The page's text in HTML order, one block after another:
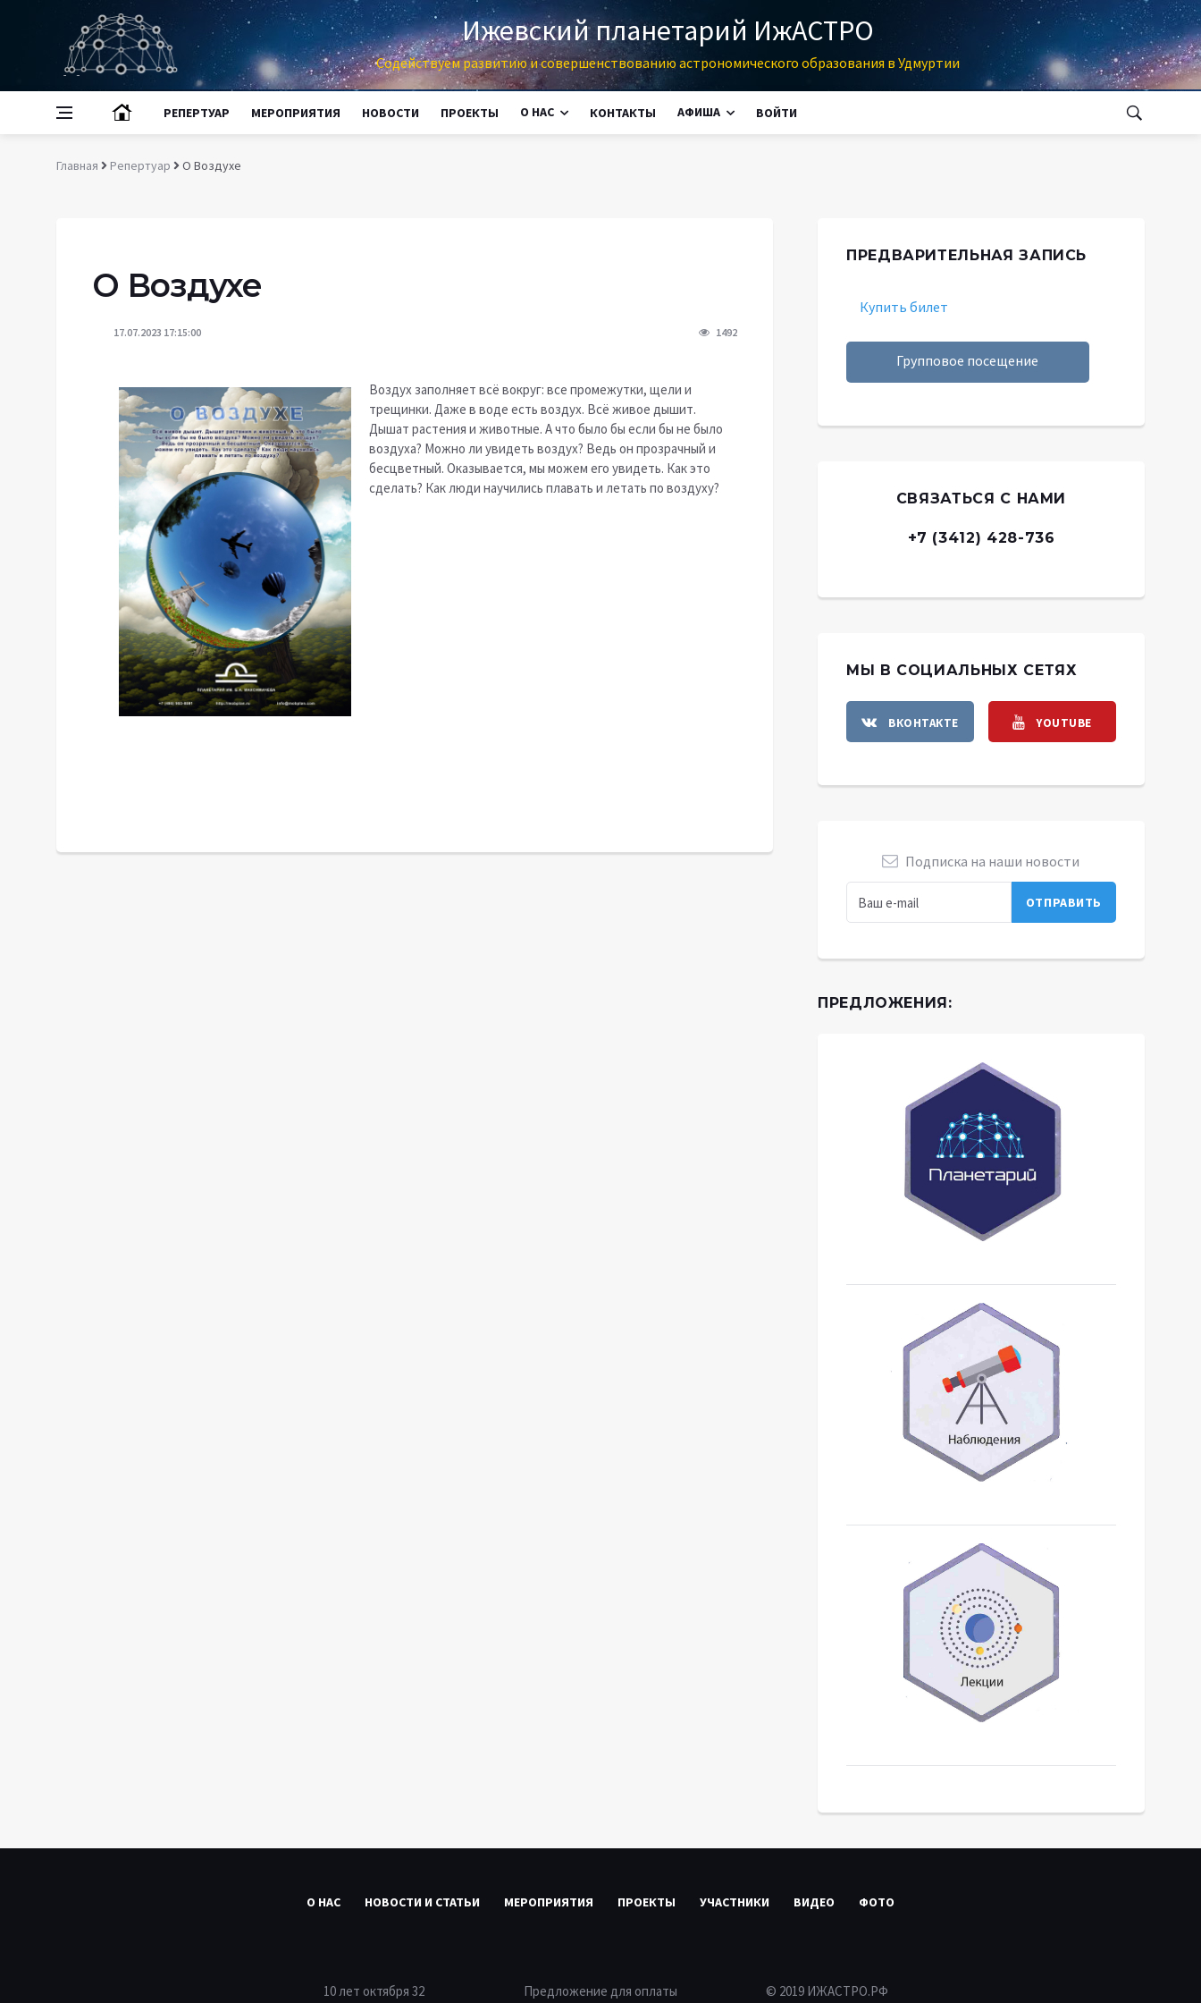
Ижевский планетарий ИжАСТРО
Содействуем развитию и совершенствованию астрономического образования в Удмуртии
РЕПЕРТУАР МЕРОПРИЯТИЯ НОВОСТИ ПРОЕКТЫ О НАС КОНТАКТЫ АФИША ВОЙТИ
Главная Репертуар О Воздухе
О Воздухе
17.07.2023 17:15:00 1492
Воздух заполняет всё вокруг: все промежутки, щели и
трещинки. Даже в воде есть воздух. Всё живое дышит.
Дышат растения и животные. А что было бы если бы не было
воздуха? Можно ли увидеть воздух? Ведь он прозрачный и
бесцветный. Оказывается, мы можем его увидеть. Как это
сделать? Как люди научились плавать и летать по воздуху?
ПРЕДВАРИТЕЛЬНАЯ ЗАПИСЬ
Купить билет
Групповое посещение
СВЯЗАТЬСЯ С НАМИ
+7 (3412) 428-736
МЫ В СОЦИАЛЬНЫХ СЕТЯХ
ВКОНТАКТЕ YOUTUBE
Подписка на наши новости
ПРЕДЛОЖЕНИЯ:
О НАС НОВОСТИ И СТАТЬИ МЕРОПРИЯТИЯ ПРОЕКТЫ УЧАСТНИКИ ВИДЕО ФОТО
10 лет октября 32
Предложение для оплаты
© 2019 ИЖАСТРО.РФ